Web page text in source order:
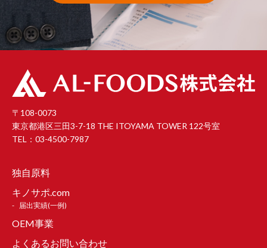
〒108-0073
東京都港区三田3-7-18 THE ITOYAMA TOWER 122号室
TEL：03-4500-7987
独自原料
キノサポ.com
届出実績(一例)
OEM事業
よくあるお問い合わせ